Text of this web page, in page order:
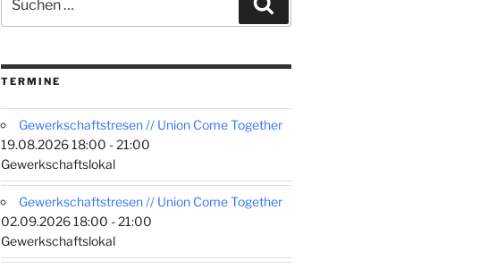
nach:
TERMINE
Gewerkschaftstresen // Union Come Together
19.08.2026 18:00 - 21:00
Gewerkschaftslokal
Gewerkschaftstresen // Union Come Together
02.09.2026 18:00 - 21:00
Gewerkschaftslokal